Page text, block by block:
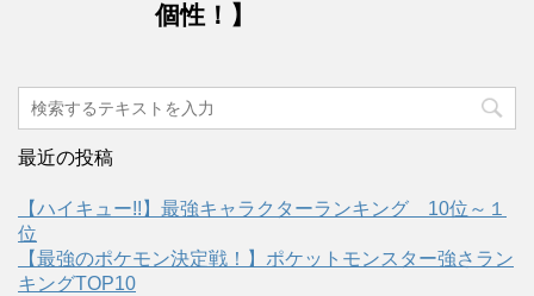
個性！】
最近の投稿
【ハイキュー!!】最強キャラクターランキング 10位～１
位
【最強のポケモン決定戦！】ポケットモンスター強さラン
キングTOP10